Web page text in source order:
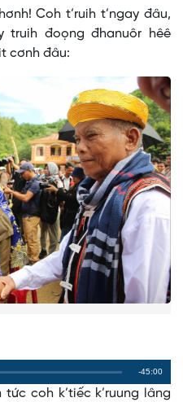
Coh t’ruih t’ngay đâu,
truih đoọng đhanuôr hêê
cơnh đâu:
Remaining
Time
-45:00
coh k’tiếc k’ruung lâng